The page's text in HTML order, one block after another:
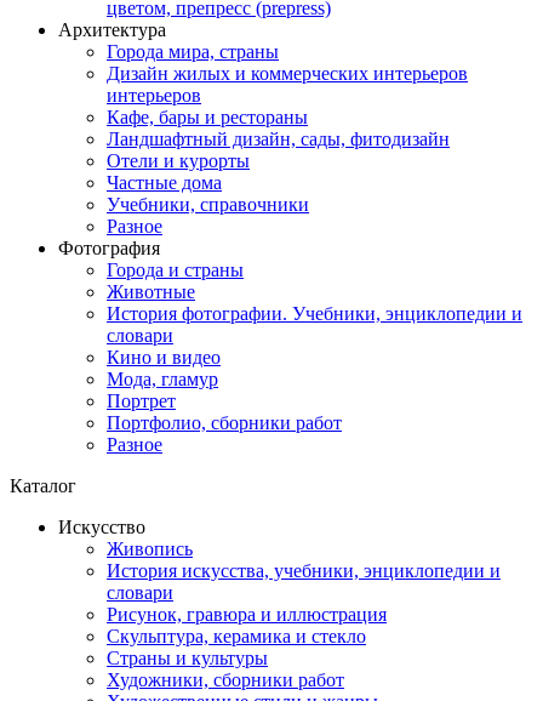
цветом, препресс (prepress)
Архитектура
Города мира, страны
Дизайн жилых и коммерческих интерьеров
интерьеров
Кафе, бары и рестораны
Ландшафтный дизайн, сады, фитодизайн
Отели и курорты
Частные дома
Учебники, справочники
Разное
Фотография
Города и страны
Животные
История фотографии. Учебники, энциклопедии и
словари
Кино и видео
Мода, гламур
Портрет
Портфолио, сборники работ
Разное
Каталог
Искусство
Живопись
История искусства, учебники, энциклопедии и
словари
Рисунок, гравюра и иллюстрация
Скульптура, керамика и стекло
Страны и культуры
Художники, сборники работ